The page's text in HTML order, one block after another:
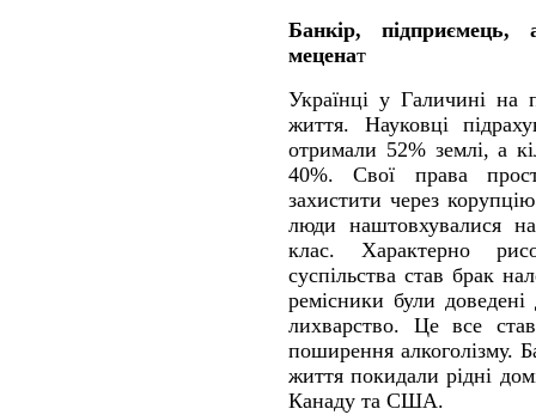
Банкір, підприємець,
меценат
Українці у Галичині на
життя. Науковці
отримали 52% землі, а
40%. Свої права
захистити через
люди наштовхувалися
клас. Характерно
суспільства став брак
ремісники були
лихварство. Це все
поширення алкоголізму.
життя покидали рідні
Канаду та США.